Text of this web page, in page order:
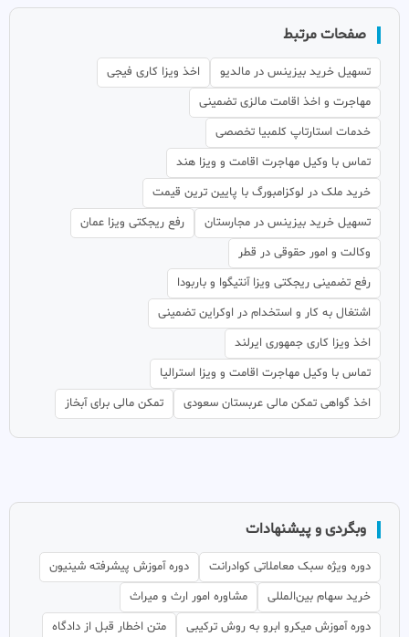
صفحات مرتبط
تسهیل خرید بیزینس در مالدیو
اخذ ویزا کاری فیجی
مهاجرت و اخذ اقامت مالزی تضمینی
خدمات استارتاپ کلمبیا تخصصی
تماس با وکیل مهاجرت اقامت و ویزا هند
خرید ملک در لوکزامبورگ با پایین ترین قیمت
تسهیل خرید بیزینس در مجارستان
رفع ریجکتی ویزا عمان
وکالت و امور حقوقی در قطر
رفع تضمینی ریجکتی ویزا آنتیگوا و باربودا
اشتغال به کار و استخدام در اوکراین تضمینی
اخذ ویزا کاری جمهوری ایرلند
تماس با وکیل مهاجرت اقامت و ویزا استرالیا
اخذ گواهی تمکن مالی عربستان سعودی
تمکن مالی برای آبخاز
وبگردی و پیشنهادات
دوره ویژه سبک معاملاتی کوادرانت
دوره آموزش پیشرفته شینیون
خرید سهام بین‌المللی
مشاوره امور ارث و میراث
دوره آموزش میکرو ابرو به روش ترکیبی
متن اخطار قبل از دادگاه